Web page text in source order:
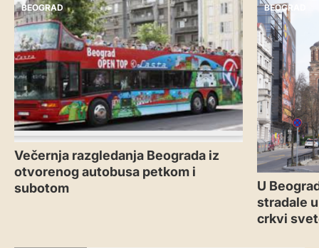
BEOGRAD
Večernja razgledanja Beograda iz
otvorenog autobusa petkom i
subotom
BEOGRAD
U
stradale
crkvi